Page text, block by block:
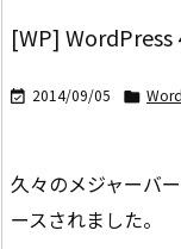
[WP] WordPress
 2014/09/05 
久々のメジャーバ
ースされました。